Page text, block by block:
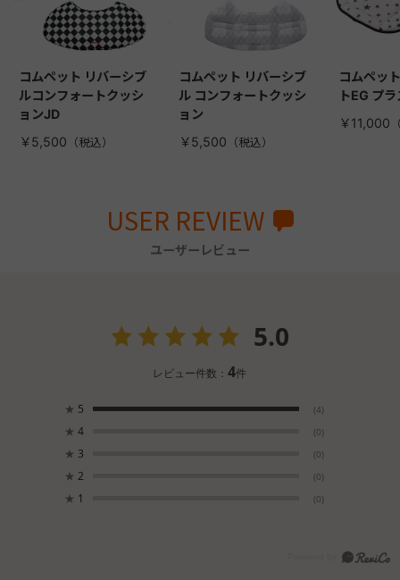
コムペット リバーシブ
ルコンフォートクッシ
ョンJD
￥5,500
コムペット リバーシブ
ル コンフォートクッシ
ョン
￥5,500
コムペッ
トEG プラ
￥11,000
USER REVIEW
ユーザーレビュー
5.0
レビュー件数：4件
★ 5 (4)
★ 4 (0)
★ 3 (0)
★ 2 (0)
★ 1 (0)